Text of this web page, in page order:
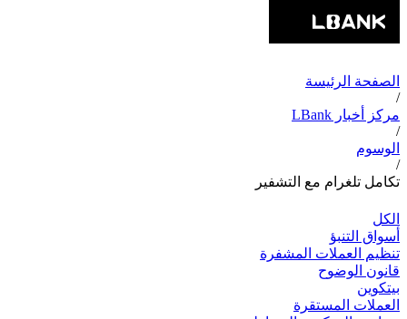
الصفحة الرئيسة
/
مركز أخبار LBank
/
الوسوم
/
تكامل تلغرام مع التشفير
الكل
أسواق التنبؤ
تنظيم العملات المشفرة
قانون الوضوح
بيتكوين
العملات المستقرة